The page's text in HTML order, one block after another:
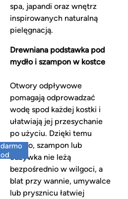
darmo
od
spa, japandi oraz wnętrz
inspirowanych naturalną
pielęgnacją.
Drewniana podstawka pod
mydło i szampon w kostce
Otwory odpływowe
pomagają odprowadzać
wodę spod każdej kostki i
ułatwiają jej przesychanie
po użyciu. Dzięki temu
mydło, szampon lub
odżywka nie leżą
bezpośrednio w wilgoci, a
blat przy wannie, umywalce
lub prysznicu łatwiej